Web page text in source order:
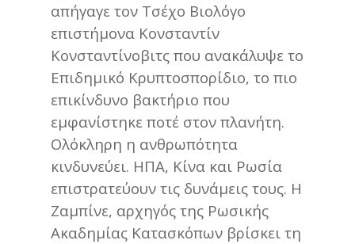
απήγαγε τον Τσέχο Βιολόγο
επιστήμονα Κονσταντίν
Κονσταντίνοβιτς που ανακάλυψε το
Επιδημικό Κρυπτοσπορίδιο, το πιο
επικίνδυνο βακτήριο που
εμφανίστηκε ποτέ στον πλανήτη.
Ολόκληρη η ανθρωπότητα
κινδυνεύει. ΗΠΑ, Κίνα και Ρωσία
επιστρατεύουν τις δυνάμεις τους. Η
Ζαμπίνε, αρχηγός της Ρωσικής
Ακαδημίας Κατασκόπων βρίσκει τη